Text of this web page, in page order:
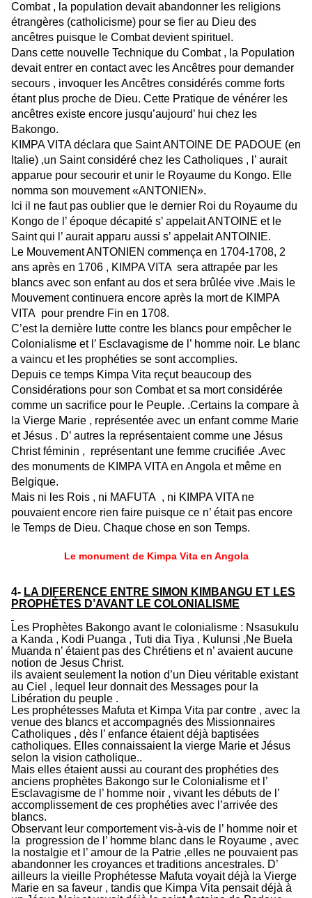
Combat , la population devait abandonner les religions
étrangères (catholicisme) pour se fier au Dieu des
ancêtres puisque le Combat devient spirituel.
Dans cette nouvelle Technique du Combat , la Population
devait entrer en contact avec les Ancêtres pour demander
secours , invoquer les Ancêtres considérés comme forts
étant plus proche de Dieu. Cette Pratique de vénérer les
ancêtres existe encore jusqu’aujourd’ hui chez les
Bakongo.
KIMPA VITA déclara que Saint ANTOINE DE PADOUE (en
Italie) ,un Saint considéré chez les Catholiques , l’ aurait
apparue pour secourir et unir le Royaume du Kongo. Elle
nomma son mouvement «ANTONIEN».
Ici il ne faut pas oublier que le dernier Roi du Royaume du
Kongo de l’ époque décapité s’ appelait ANTOINE et le
Saint qui l’ aurait apparu aussi s’ appelait ANTOINIE.
Le Mouvement ANTONIEN commença en 1704-1708, 2
ans après en 1706 , KIMPA VITA sera attrapée par les
blancs avec son enfant au dos et sera brûlée vive .Mais le
Mouvement continuera encore après la mort de KIMPA
VITA pour prendre Fin en 1708.
C’est la dernière lutte contre les blancs pour empêcher le
Colonialisme et l’ Esclavagisme de l’ homme noir. Le blanc
a vaincu et les prophéties se sont accomplies.
Depuis ce temps Kimpa Vita reçut beaucoup des
Considérations pour son Combat et sa mort considérée
comme un sacrifice pour le Peuple. .Certains la compare à
la Vierge Marie , représentée avec un enfant comme Marie
et Jésus . D’ autres la représentaient comme une Jésus
Christ féminin , représentant une femme crucifiée .Avec
des monuments de KIMPA VITA en Angola et même en
Belgique.
Mais ni les Rois , ni MAFUTA , ni KIMPA VITA ne
pouvaient encore rien faire puisque ce n’ était pas encore
le Temps de Dieu. Chaque chose en son Temps.
Le monument de Kimpa Vita en Angola
4- LA DIFERENCE ENTRE SIMON KIMBANGU ET LES
PROPHÈTES D’AVANT LE COLONIALISME
Les Prophètes Bakongo avant le colonialisme : Nsasukulu
a Kanda , Kodi Puanga , Tuti dia Tiya , Kulunsi ,Ne Buela
Muanda n’ étaient pas des Chrétiens et n’ avaient aucune
notion de Jesus Christ.
ils avaient seulement la notion d’un Dieu véritable existant
au Ciel , lequel leur donnait des Messages pour la
Libération du peuple .
Les prophétesses Mafuta et Kimpa Vita par contre , avec la
venue des blancs et accompagnés des Missionnaires
Catholiques , dès l’ enfance étaient déjà baptisées
catholiques. Elles connaissaient la vierge Marie et Jésus
selon la vision catholique..
Mais elles étaient aussi au courant des prophéties des
anciens prophètes Bakongo sur le Colonialisme et l’
Esclavagisme de l’ homme noir , vivant les débuts de l’
accomplissement de ces prophéties avec l’arrivée des
blancs.
Observant leur comportement vis-à-vis de l’ homme noir et
la progression de l’ homme blanc dans le Royaume , avec
la nostalgie et l’ amour de la Patrie ,elles ne pouvaient pas
abandonner les croyances et traditions ancestrales. D’
ailleurs la vieille Prophétesse Mafuta voyait déjà la Vierge
Marie en sa faveur , tandis que Kimpa Vita pensait déjà à